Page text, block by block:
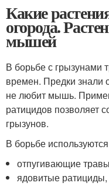
Какие
огорода.
мышей
В борьбе с грызунами
времен. Предки знали
не любит мышь.
ратицидов позволяет
грызунов.
В борьбе
отпугивающие
ядовитые